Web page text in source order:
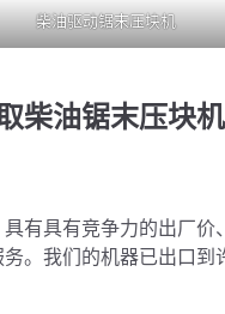
柴油驱动锯末压块机
柴油锯末压块
有具有竞争力的出厂价
。我们的机器已出口到